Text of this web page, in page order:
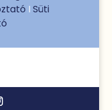
ISüti